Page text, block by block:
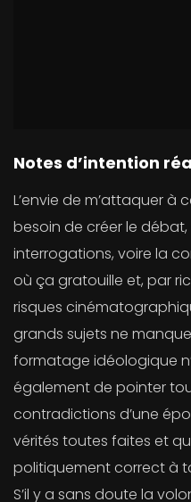
Notes d’intention
L’envie de m’attaquer à
besoin de créer le
interrogations, voire la
où ça gratouille et, par
risques
grands sujets ne
formatage idéologique
également de pointer
contradictions d’une
vérités toutes faites et
politiquement correct à
S’il y a sans doute la